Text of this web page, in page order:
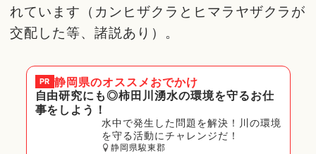
れています（カンヒザクラとヒマラヤザクラが
交配した等、諸説あり）。
PR 静岡県のオススメおでかけ
自由研究にも◎柿田川湧水の環境を守るお仕
事をしよう！
水中で発生した問題を解決！川の環境
を守る活動にチャレンジだ！
静岡県駿東郡